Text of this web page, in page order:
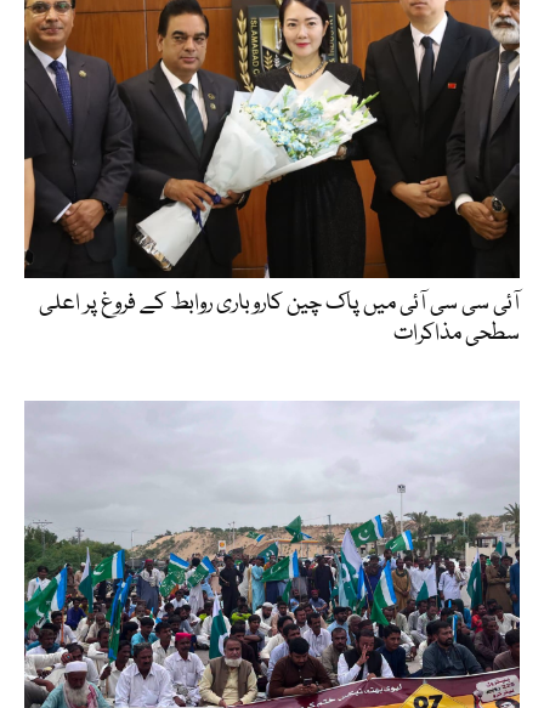
آئی سی سی آئی میں پاک چین کاروباری روابط کے فروغ پر اعلی
سطحی مذاکرات